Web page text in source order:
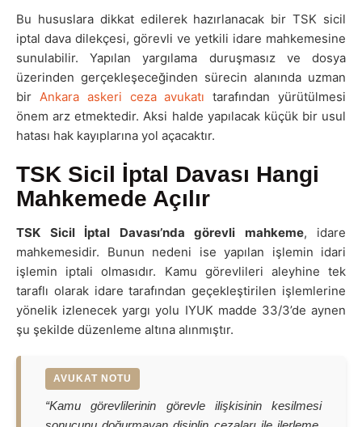
Bu hususlara dikkat edilerek hazırlanacak bir TSK sicil
iptal dava dilekçesi, görevli ve yetkili idare mahkemesine
sunulabilir. Yapılan yargılama duruşmasız ve dosya
üzerinden gerçekleşeceğinden sürecin alanında uzman
bir Ankara askeri ceza avukatı tarafından yürütülmesi
önem arz etmektedir. Aksi halde yapılacak küçük bir usul
hatası hak kayıplarına yol açacaktır.
TSK Sicil İptal Davası Hangi
Mahkemede Açılır
TSK Sicil İptal Davası’nda görevli mahkeme, idare
mahkemesidir. Bunun nedeni ise yapılan işlemin idari
işlemin iptali olmasıdır. Kamu görevlileri aleyhine tek
taraflı olarak idare tarafından geçekleştirilen işlemlerine
yönelik izlenecek yargı yolu IYUK madde 33/3’de aynen
şu şekilde düzenleme altına alınmıştır.
“Kamu görevlilerinin görevle ilişkisinin kesilmesi